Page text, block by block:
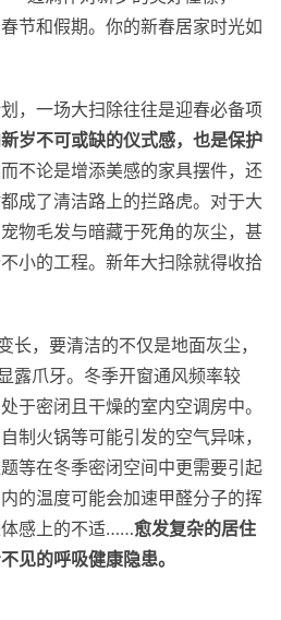
节和假期。你的新春居家时光如
，一场大扫除往往是迎春必备项
岁不可或缺的仪式感，也是保护
不论是增添美感的家具摆件，还
成了清洁路上的拦路虎。对于大
物毛发与暗藏于死角的灰尘，甚
小的工程。新年大扫除就得收拾
长，要清洁的不仅是地面灰尘，
露爪牙。冬季开窗通风频率较
于密闭且干燥的室内空调房中。
制火锅等可能引发的空气异味，
等在冬季密闭空间中更需要引起
的温度可能会加速甲醛分子的挥
感上的不适……愈发复杂的居住
见的呼吸健康隐患。